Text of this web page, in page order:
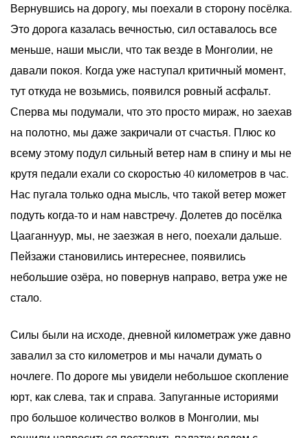
Вернувшись на дорогу, мы поехали в сторону посёлка.
Это дорога казалась вечностью, сил оставалось все
меньше, наши мысли, что так везде в Монголии, не
давали покоя. Когда уже наступал критичный момент,
тут откуда не возьмись, появился ровный асфальт.
Сперва мы подумали, что это просто мираж, но заехав
на полотно, мы даже закричали от счастья. Плюс ко
всему этому подул сильный ветер нам в спину и мы не
крутя педали ехали со скоростью 40 километров в час.
Нас пугала только одна мысль, что такой ветер может
подуть когда-то и нам навстречу. Долетев до посёлка
Цааганнуур, мы, не заезжая в него, поехали дальше.
Пейзажи становились интереснее, появились
небольшие озёра, но повернув направо, ветра уже не
стало.
Силы были на исходе, дневной километраж уже давно
завалил за сто километров и мы начали думать о
ночлеге. По дороге мы увидели небольшое скопление
юрт, как слева, так и справа. Запуганные историями
про большое количество волков в Монголии, мы